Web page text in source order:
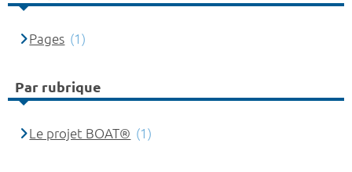
Pages (1)
Par rubrique
Le projet BOAT® (1)